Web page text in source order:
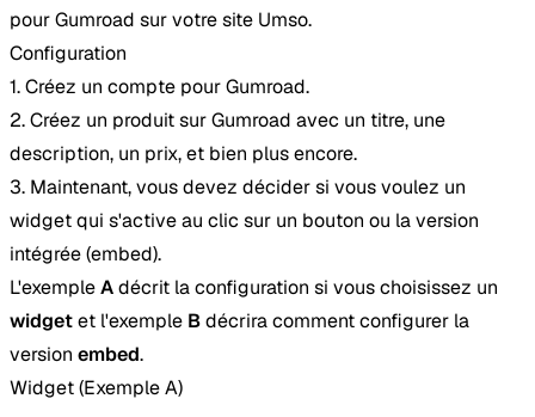
pour Gumroad sur votre site Umso.
Configuration
1. Créez un compte pour Gumroad.
2. Créez un produit sur Gumroad avec un titre, une
description, un prix, et bien plus encore.
3. Maintenant, vous devez décider si vous voulez un
widget qui s'active au clic sur un bouton ou la version
intégrée (embed).
L'exempleAdécrit la configuration si vous choisissez un
widgetet l'exemple Bdécrira comment configurer la
version embed.
Widget (Exemple A)